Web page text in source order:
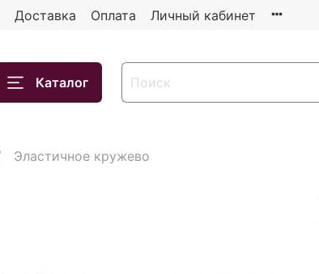
Доставка Оплата Личный кабинет
Каталог
Эластичное кружево